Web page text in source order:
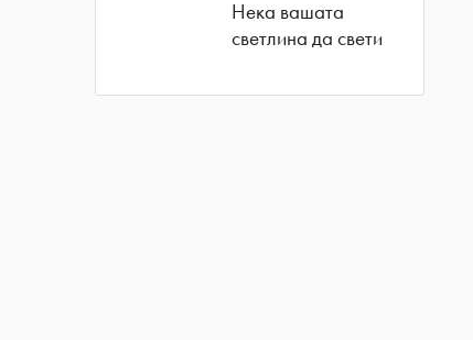
Нека вашата
светлина да свети